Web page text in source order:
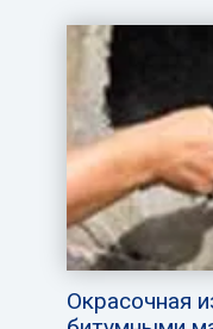
Окрасочная